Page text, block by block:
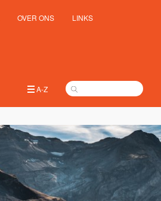
OVER ONS LINKS
A-Z